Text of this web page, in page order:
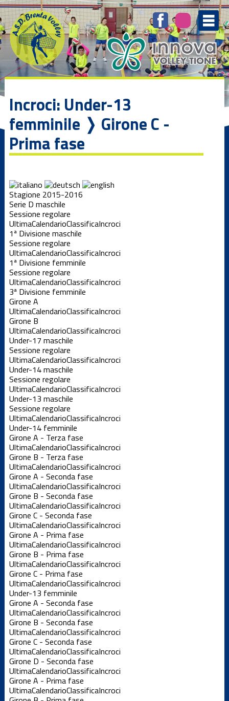
Incroci: Under-13
femminile ❭ Girone C -
Prima fase
Stagione 2015-2016
Serie D maschile
Sessione regolare
UltimaCalendarioClassificaIncroci
1ª Divisione maschile
Sessione regolare
UltimaCalendarioClassificaIncroci
1ª Divisione femminile
Sessione regolare
UltimaCalendarioClassificaIncroci
3ª Divisione femminile
Girone A
UltimaCalendarioClassificaIncroci
Girone B
UltimaCalendarioClassificaIncroci
Under-17 maschile
Sessione regolare
UltimaCalendarioClassificaIncroci
Under-14 maschile
Sessione regolare
UltimaCalendarioClassificaIncroci
Under-13 maschile
Sessione regolare
UltimaCalendarioClassificaIncroci
Under-14 femminile
Girone A - Terza fase
UltimaCalendarioClassificaIncroci
Girone B - Terza fase
UltimaCalendarioClassificaIncroci
Girone A - Seconda fase
UltimaCalendarioClassificaIncroci
Girone B - Seconda fase
UltimaCalendarioClassificaIncroci
Girone C - Seconda fase
UltimaCalendarioClassificaIncroci
Girone A - Prima fase
UltimaCalendarioClassificaIncroci
Girone B - Prima fase
UltimaCalendarioClassificaIncroci
Girone C - Prima fase
UltimaCalendarioClassificaIncroci
Under-13 femminile
Girone A - Seconda fase
UltimaCalendarioClassificaIncroci
Girone B - Seconda fase
UltimaCalendarioClassificaIncroci
Girone C - Seconda fase
UltimaCalendarioClassificaIncroci
Girone D - Seconda fase
UltimaCalendarioClassificaIncroci
Girone A - Prima fase
UltimaCalendarioClassificaIncroci